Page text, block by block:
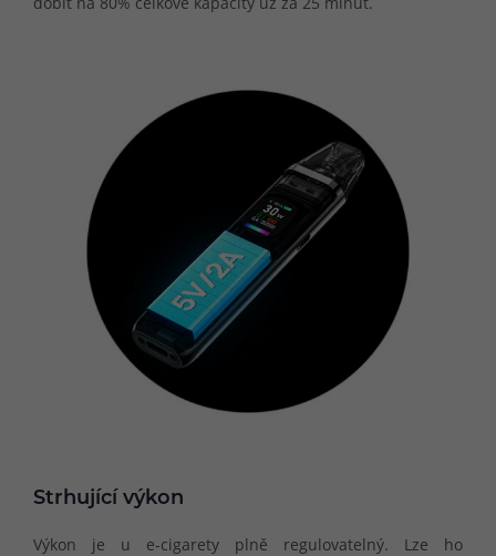
Strhující výkon
Výkon je u e-cigarety plně regulovatelný. Lze ho